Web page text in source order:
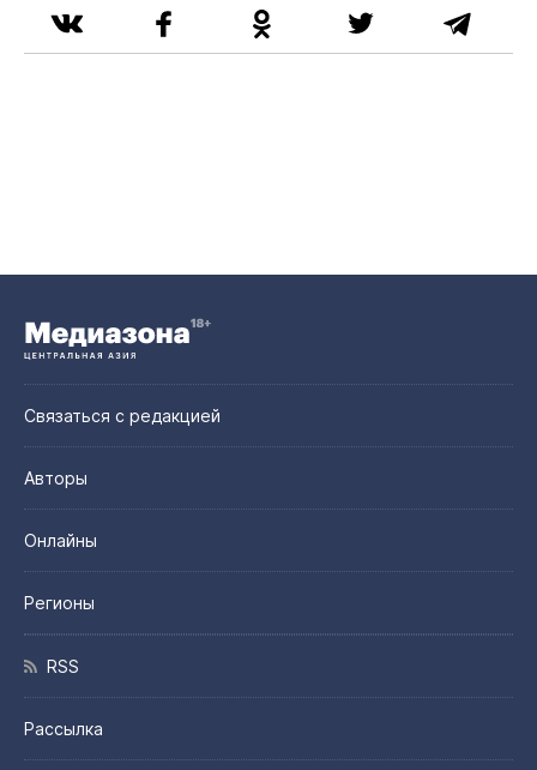
Связаться с редакцией
Авторы
Онлайны
Регионы
RSS
Рассылка